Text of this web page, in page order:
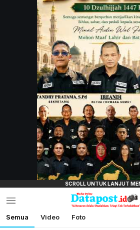
lensamata.id
Datapost.id
Kebenaran Selalu
Semua Video Foto